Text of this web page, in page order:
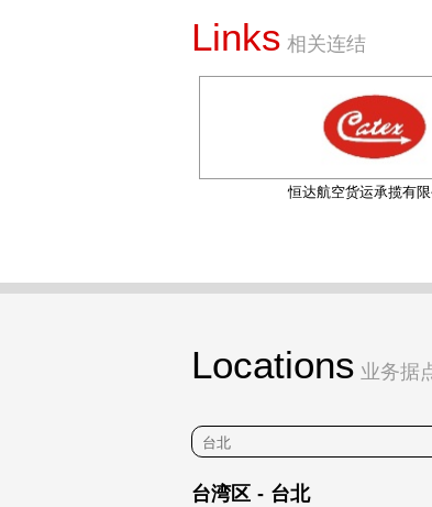
Links 相关连结
恒达航空货运承揽有限
Locations 业务据
台湾区 - 台北